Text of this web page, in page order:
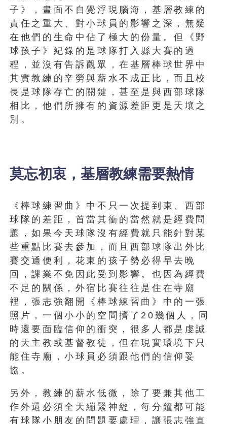
子》，畫面不自覺浮現腦海，基層教練的
責任之重大、對小球員的影響之深，無疑
在他們的生命中佔了極大的份量。但《野
球孩子》紀錄的是球隊打入縣大賽的過
程，並沒有告訴觀眾，在基層棒球世界中
其實教練的辛勞與薪水不成正比，而且校
長是球隊存亡的關鍵，甚至是與西部球隊
相比，他們所擁有的資源差距更是天壤之
別。
莫忘初衷，基層教練需要熱情
《棒球練習曲》中不只一次提到東、西部
球隊的差距，首當其衝的當然就是經費問
題，如果今天球隊沒有經費就只能針對某
些重點比賽去參加，而且西部球隊出外比
賽交通便利，花東的孩子勢必得早去晚
回，課業不免因此受到影響。也因為經費
不足的關係，外宿比賽往往是住在寺廟
裡，張志強翻開《棒球練習曲》中的一張
照片，一個小小的空間擠了20幾個人，同
時還要面臨信仰的衝突，很多人都是虔誠
的天主教或基督教徒，但在現實環境下只
能住寺廟，小球員必須跟他們的信仰妥
協。
另外，教練的薪水低微，除了要兼其他工
作外還必須全天繃緊神經，每分鐘都可能
有球隊小朋友的問題要處理，讓張志強直